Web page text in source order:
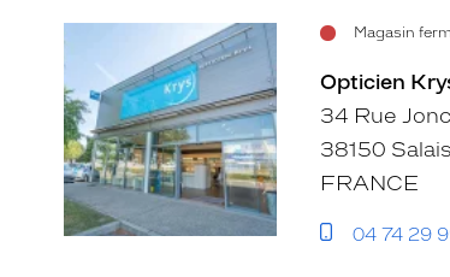
Magasin
Opticien
34 Rue
38150
FRANCE
04 74 29